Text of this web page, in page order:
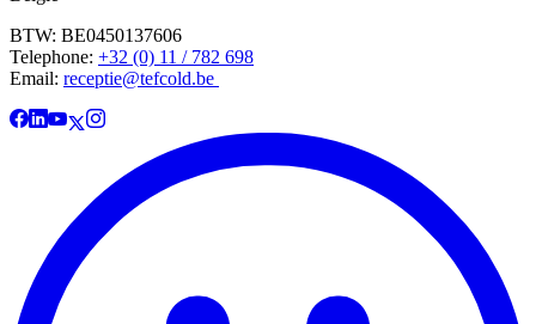
BTW: BE0450137606
Telephone: +32 (0) 11 / 782 698
Email: receptie@tefcold.be